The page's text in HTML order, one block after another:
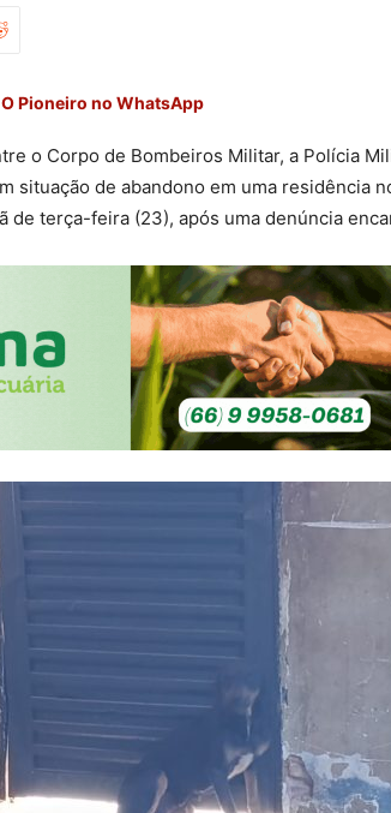
Pioneiro no WhatsApp
o Corpo de Bombeiros Militar, a Polícia
situação de abandono em uma residência
de terça-feira (23), após uma denúncia